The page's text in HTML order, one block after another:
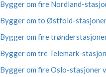
Bygger om fire Nordland-
Bygger om to Østfold-
Bygger om fire
Bygger om tre Telemark-
Bygger om fire Oslo-stasjoner